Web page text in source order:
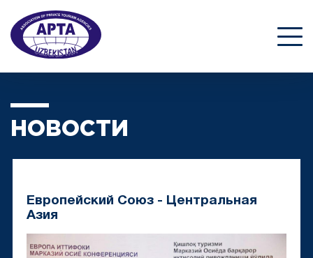
НОВОСТИ
Европейский Союз - Центральная
Азия